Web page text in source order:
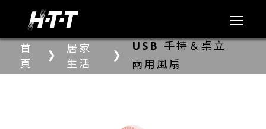
首
頁
❯
居家
生活
❯
USB 手持＆桌立
兩用風扇